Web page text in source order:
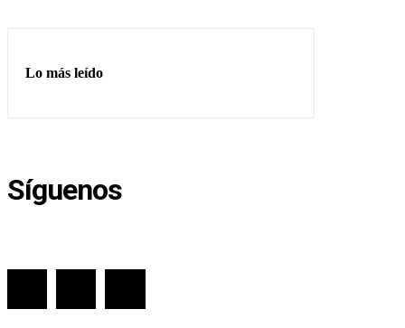
Lo más leído
Síguenos